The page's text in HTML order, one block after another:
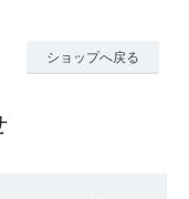
ショップへ戻る